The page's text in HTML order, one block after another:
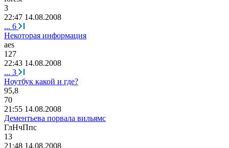
3
22:47 14.08.2008
... 6
Некоторая информация
aes
127
22:43 14.08.2008
... 3
Ноутбук какой и где?
95,8
70
21:55 14.08.2008
Дементьева порвала вильямс
ГлНчПпс
13
21:48 14.08.2008